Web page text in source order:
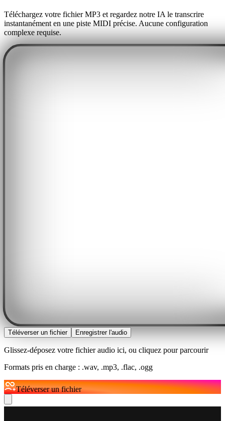
Téléchargez votre fichier MP3 et regardez notre IA le transcrire
instantanément en une piste MIDI précise. Aucune configuration
complexe requise.
Téléverser un fichier Enregistrer l'audio
Glissez-déposez votre fichier audio ici, ou cliquez pour parcourir
Formats pris en charge : .wav, .mp3, .flac, .ogg
Téléverser un fichier